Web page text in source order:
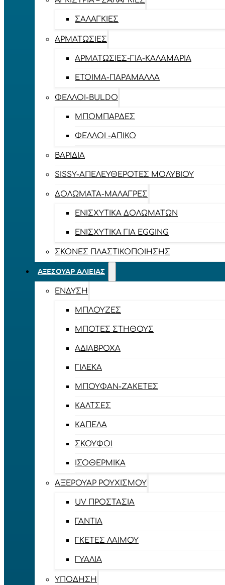
ΣΑΛΑΓΚΙΈΣ
ΑΡΜΑΤΩΣΙΈΣ
ΑΡΜΑΤΩΣΙΈΣ-ΓΙΑ-ΚΑΛΑΜΆΡΙΑ
ΈΤΟΙΜΑ-ΠΑΡΆΜΑΛΛΑ
ΦΕΛΛΟΊ-BULDO
ΜΠΟΜΠΆΡΔΕΣ
ΦΕΛΛΟΊ -ΑΠΊΚΟ
ΒΑΡΊΔΙΑ
SISSY-ΑΠΕΛΕΥΘΕΡΟΤΈΣ ΜΟΛΥΒΙΟΎ
ΔΟΛΏΜΑΤΑ-ΜΑΛΆΓΡΕΣ
ΕΝΙΣΧΥΤΙΚΆ ΔΟΛΩΜΆΤΩΝ
ΕΝΙΣΧΥΤΙΚΆ ΓΙΑ EGGING
ΣΚΌΝΕΣ ΠΛΑΣΤΙΚΟΠΟΊΗΣΗΣ
ΑΞΕΣΟΥΆΡ ΑΛΙΕΊΑΣ
ΈΝΔΥΣΗ
ΜΠΛΟΎΖΕΣ
ΜΠΌΤΕΣ ΣΤΉΘΟΥΣ
ΑΔΙΆΒΡΟΧΑ
ΓΙΛΈΚΑ
ΜΠΟΥΦΆΝ-ΖΑΚΈΤΕΣ
ΚΆΛΤΣΕΣ
ΚΑΠΈΛΑ
ΣΚΟΎΦΟΙ
ΙΣΟΘΕΡΜΙΚΆ
ΑΞΕΡΟΥΆΡ ΡΟΥΧΙΣΜΟΎ
UV ΠΡΟΣΤΑΣΊΑ
ΓΆΝΤΙΑ
ΓΚΈΤΕΣ ΛΑΊΜΟΥ
ΓΥΑΛΙΆ
ΥΠΌΔΗΣΗ